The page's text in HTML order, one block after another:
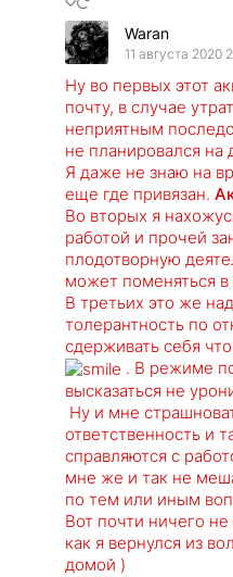
Waran
11 августа 2020
Ну во первых этот
почту, в случае
неприятным
не планировался на
Я даже не знаю на
еще где привязан.
Во вторых я
работой и прочей
плодотворную
может поменяться
В третьих это же
толерантность по
сдерживать себя
. В режиме
высказаться не
Ну и мне
ответственность и
справляются с
мне же и так не
по тем или иным
Вот почти ничего
как я вернулся из
домой )